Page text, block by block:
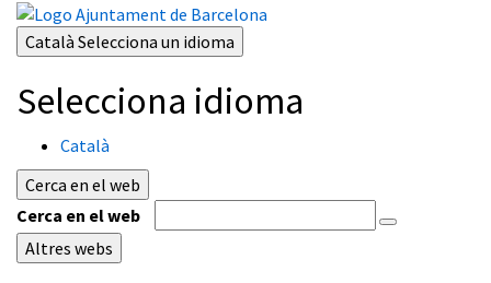
Català Selecciona un idioma
Selecciona idioma
Català
Cerca en el web
Cerca en el web
Altres webs